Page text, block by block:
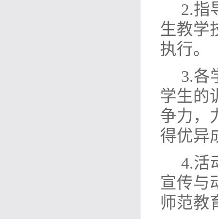
2.指
生教学
执行。
3.各
学生的
争力，
得优异
4.活
宣传与
师范教